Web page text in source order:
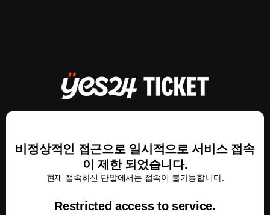
비정상적인 접근으로 일시적으로 서비스 접속
이 제한 되었습니다.
현재 접속하신 단말에서는 접속이 불가능합니다.
Restricted access to service.